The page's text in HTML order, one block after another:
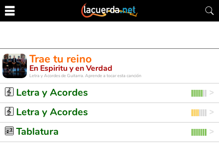
Trae tu reino
En Espiritu y en Verdad
Letra y Acordes de Guitarra. Aprende a tocar esta canción
Letra y Acordes
Letra y Acordes
Tablatura